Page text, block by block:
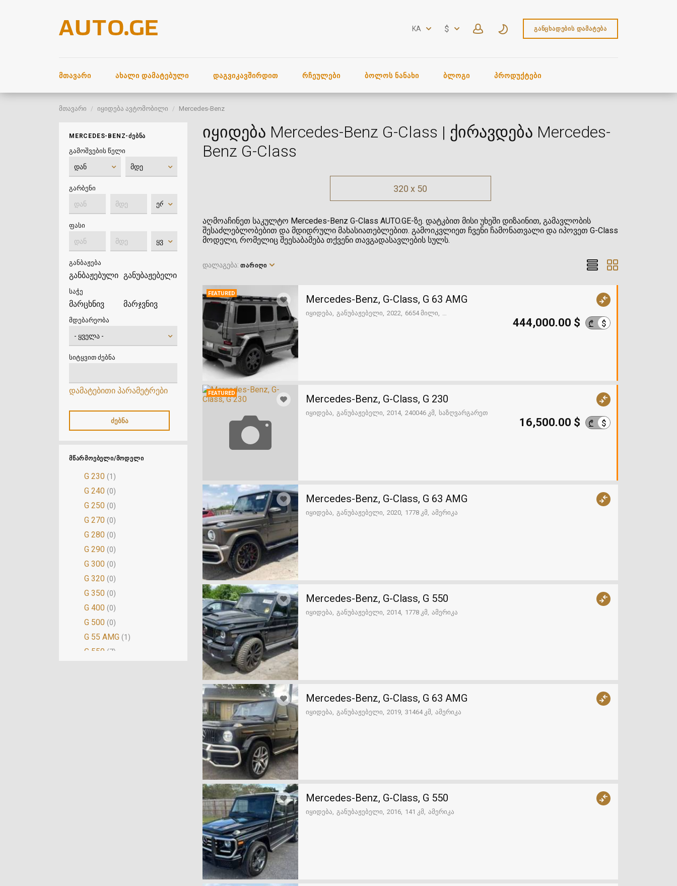
KA $ ᲒᲐᲜᲪᲮᲐᲓᲔᲑᲘᲡ ᲓᲐᲛᲐᲢᲔᲑᲐ
ᲛᲗᲐᲕᲐᲠᲘ ᲐᲮᲐᲚᲘ ᲓᲐᲛᲐᲢᲔᲑᲣᲚᲘ ᲓᲐᲒᲕᲘᲙᲐᲕᲨᲘᲠᲓᲘᲗ ᲠᲩᲔᲣᲚᲔᲑᲘ ᲑᲝᲚᲝᲡ ᲜᲐᲜᲐᲮᲘ ᲑᲚᲝᲒᲘ ᲞᲠᲝᲓᲣᲥᲢᲔᲑᲘ
მთავარი იყიდება ავტომობილი Mercedes-Benz
MERCEDES-BENZ-ᲫᲔᲑᲜᲐ
გამოშვების წელი
გარბენი
ფასი
განბაჟება
განბაჟებული განუბაჟებელი
საჭე
მარცხნივ მარჯვნივ
მდებარეობა
სიტყვით ძებნა
დამატებითი პარამეტრები
ᲛᲬᲐᲠᲛᲝᲔᲑᲔᲚᲘ/ᲛᲝᲓᲔᲚᲘ
G 230 (1)
G 240 (0)
G 250 (0)
G 270 (0)
G 280 (0)
G 290 (0)
G 300 (0)
G 320 (0)
G 350 (0)
G 400 (0)
G 500 (0)
G 55 AMG (1)
G 550 (7)
იყიდება Mercedes-Benz G-Class | ქირავდება Mercedes-
Benz G-Class
320 x 50
აღმოაჩინეთ საკულტო Mercedes-Benz G-Class AUTO.GE-ზე. დატკბით მისი უხეში დიზაინით, გამავლობის
შესაძლებლობებით და მდიდრული მახასიათებლებით. გამოიკვლიეთ ჩვენი ჩამონათვალი და იპოვეთ G-Class
მოდელი, რომელიც შეესაბამება თქვენი თავგადასავლების სულს.
დალაგება: ᲗᲐᲠᲘᲦᲘ
FEATURED Mercedes-Benz, G-Class, G 63 AMG
იყიდება განუბაჟებელი 2022 6654 მილი
444,000.00 $ ₾ $
FEATURED Mercedes-Benz, G-Class, G 230
იყიდება განუბაჟებელი 2014 240046 კმ საზღვარგარეთ
16,500.00 $ ₾ $
Mercedes-Benz, G-Class, G 63 AMG
იყიდება განუბაჟებელი 2020 1778 კმ ამერიკა
Mercedes-Benz, G-Class, G 550
იყიდება განუბაჟებელი 2014 1778 კმ ამერიკა
Mercedes-Benz, G-Class, G 63 AMG
იყიდება განუბაჟებელი 2019 31464 კმ ამერიკა
Mercedes-Benz, G-Class, G 550
იყიდება განუბაჟებელი 2016 141 კმ ამერიკა